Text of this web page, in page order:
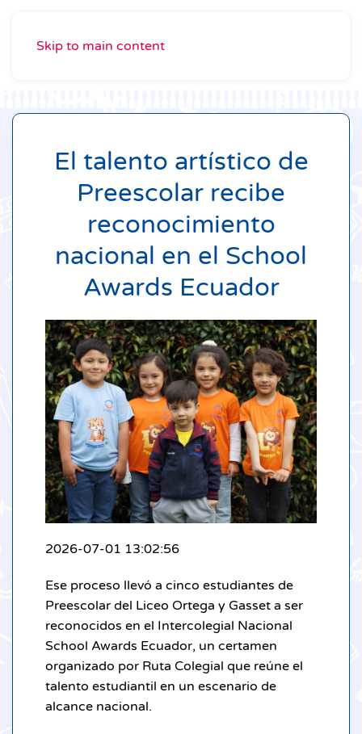
Skip to main content
El talento artístico de
Preescolar recibe
reconocimiento
nacional en el School
Awards Ecuador
2026-07-01 13:02:56
Ese proceso llevó a cinco estudiantes de
Preescolar del Liceo Ortega y Gasset a ser
reconocidos en el Intercolegial Nacional
School Awards Ecuador, un certamen
organizado por Ruta Colegial que reúne el
talento estudiantil en un escenario de
alcance nacional.